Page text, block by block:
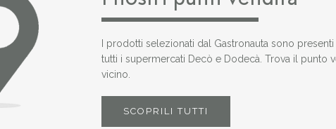
I prodotti selezionati dal Gastronauta sono
tutti i supermercati Decò e Dodecà. Trova il punto
vicino.
SCOPRILI TUTTI